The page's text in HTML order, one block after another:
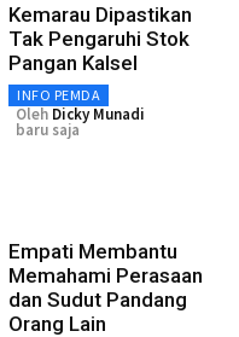
Kemarau Dipastikan
Tak Pengaruhi Stok
Pangan Kalsel
INFO PEMDA
Oleh Dicky Munadi
baru saja
Empati Membantu
Memahami Perasaan
dan Sudut Pandang
Orang Lain